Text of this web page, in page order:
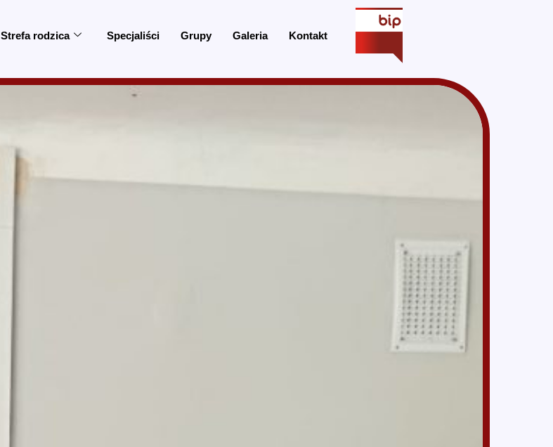
Strefa rodzica Specjaliści Grupy Galeria Kontakt